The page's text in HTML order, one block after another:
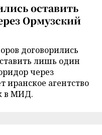
оставить
Ормузский
договорились
лишь один
через
иранское агентство
в МИД.